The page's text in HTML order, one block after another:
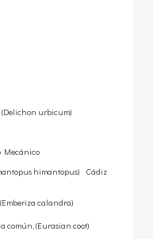
urbicum)
Mecánico
himantopus) Cádiz
calandra)
común, (Eurasian coot)